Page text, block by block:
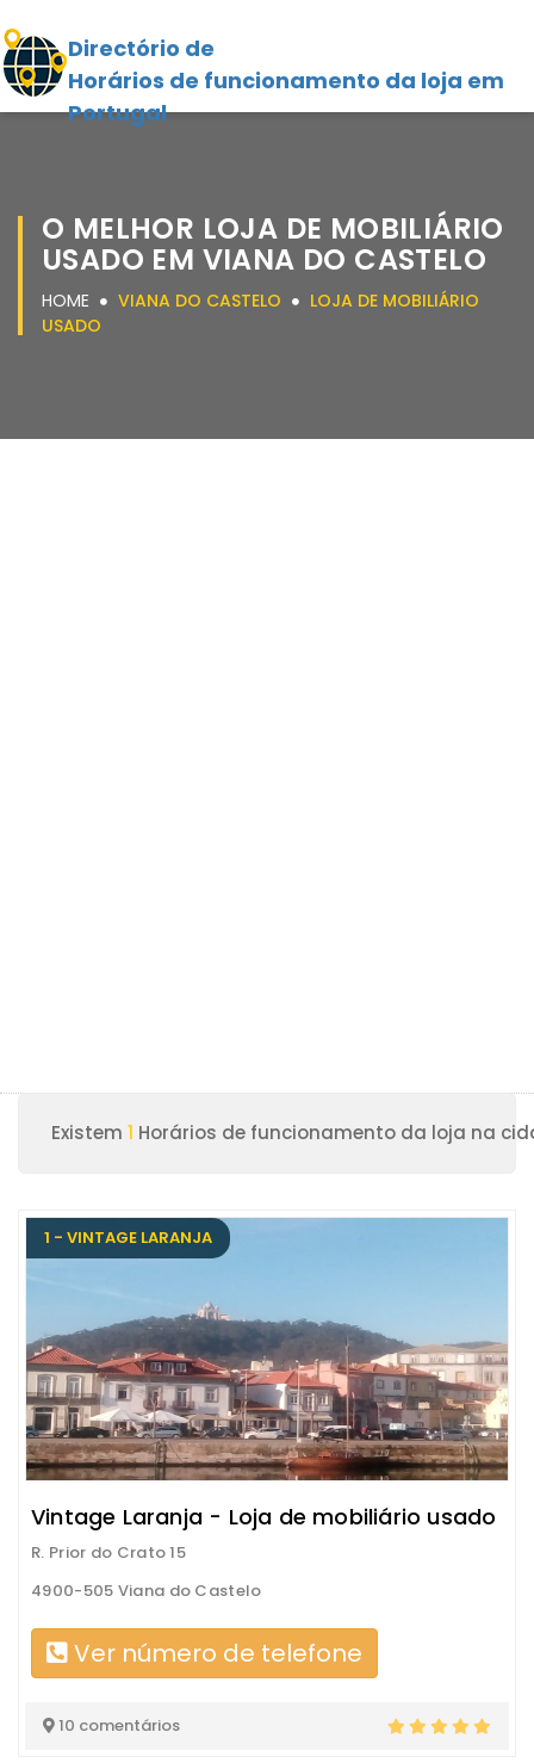
Directório de
Horários de funcionamento da loja em
Portugal
O MELHOR LOJA DE MOBILIÁRIO
USADO EM VIANA DO CASTELO
HOME VIANA DO CASTELO
LOJA DE MOBILIÁRIO
USADO
Existem 1 Horários de funcionamento da loja na
1 - VINTAGE LARANJA
Vintage Laranja - Loja de mobiliário usado
R. Prior do Crato 15
4900-505 Viana do Castelo
Ver número de telefone
10 comentários